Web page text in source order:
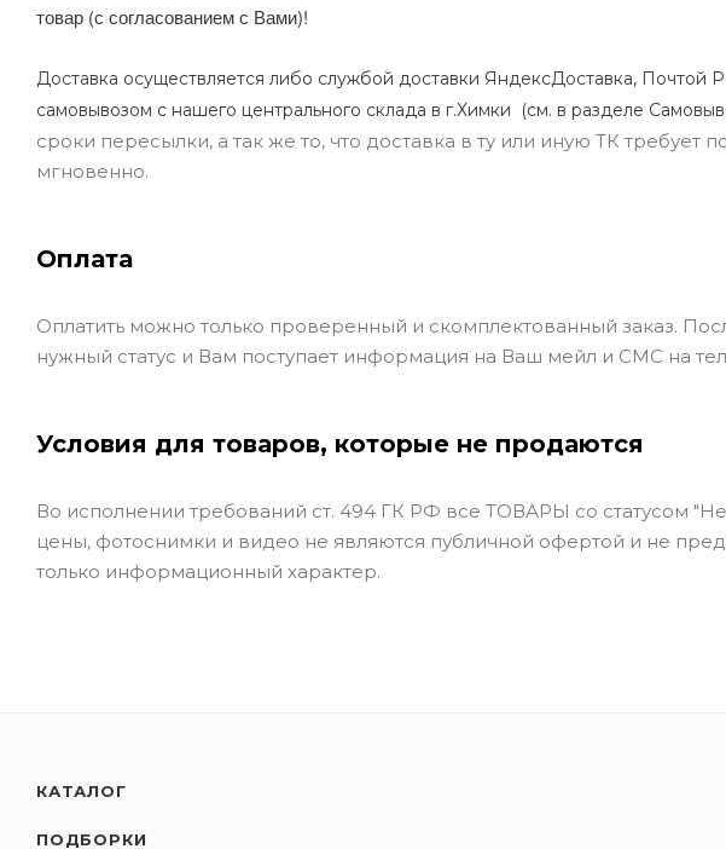
товар (с согласованием с Вами)!
Доставка осуществляется либо службой доставки ЯндексДоставка,
самовывозом с нашего центрального склада в г.Химки (см. в разделе
сроки пересылки, а так же то, что доставка в ту или иную ТК требует
мгновенно.
Оплата
Оплатить можно только проверенный и скомплектованный заказ.
нужный статус и Вам поступает информация на Ваш мейл и СМС на
Условия для товаров, которые не продаются
Во исполнении требований ст. 494 ГК РФ все ТОВАРЫ со статусом
цены, фотоснимки и видео не являются публичной офертой и не
только информационный характер.
КАТАЛОГ
ПОДБОРКИ